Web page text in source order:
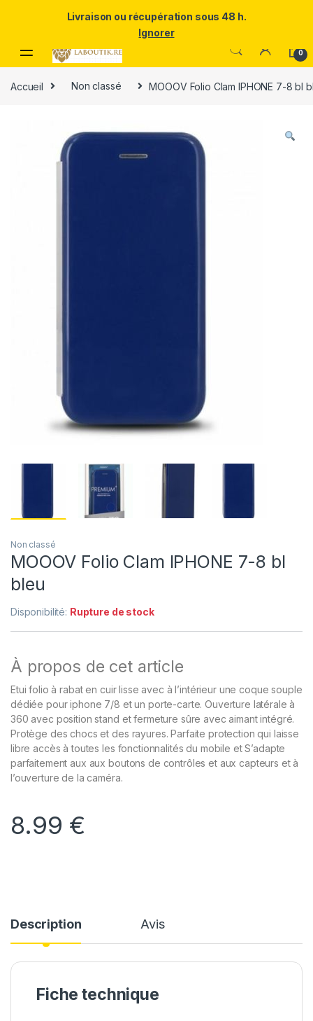
puissance et l'élégance du Samsung Galaxy S25 Ultra à prix réduit.
0
Accueil Non classé MOOOV Folio Clam IPHONE 7-8 bl
Non classé
MOOOV Folio Clam IPHONE 7-8 bl
bleu
Disponibilité: Rupture de stock
À propos de cet article
Etui folio à rabat en cuir lisse avec à l’intérieur une coque souple
dédiée pour iphone 7/8 et un porte-carte. Ouverture latérale à
360 avec position stand et fermeture sûre avec aimant intégré.
Protège des chocs et des rayures. Parfaite protection qui laisse
libre accès à toutes les fonctionnalités du mobile et S’adapte
parfaitement aux aux boutons de contrôles et aux capteurs et à
l’ouverture de la caméra.
8.99 €
Description Avis
Fiche technique
Livraison ou récupération sous 48 h.
Ignorer